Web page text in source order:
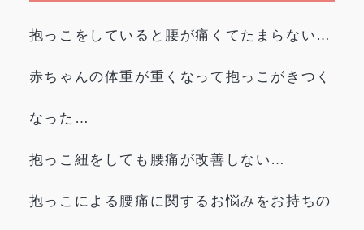
抱っこをしていると腰が痛くてたまらない…
赤ちゃんの体重が重くなって抱っこがきつく
なった…
抱っこ紐をしても腰痛が改善しない…
抱っこによる腰痛に関するお悩みをお持ちの